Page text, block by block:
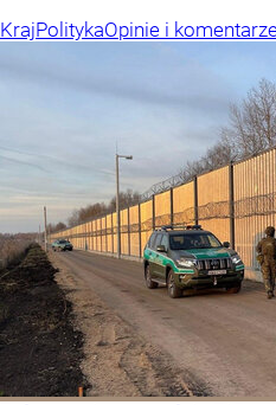
KrajPolitykaOpinie i